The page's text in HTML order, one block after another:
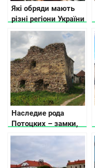
Які обряди мають
різні регіони України
на Різдво
Наследие рода
Потоцких – замки,
крепости, усадьбы